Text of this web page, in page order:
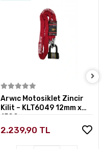
Sepete Ekle
Arwıc Motosiklet Zincir
Kilit – KLT6049 12mm x
1500mm
2.239,90 TL